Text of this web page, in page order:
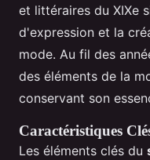
et littéraires du XIXe
d'expression et la
mode. Au fil des
des éléments de la
conservant son
Caractéristiques
Les éléments clés du